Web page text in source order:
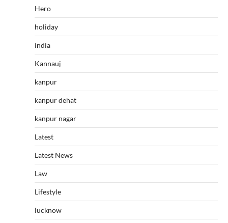
Hero
holiday
india
Kannauj
kanpur
kanpur dehat
kanpur nagar
Latest
Latest News
Law
Lifestyle
lucknow